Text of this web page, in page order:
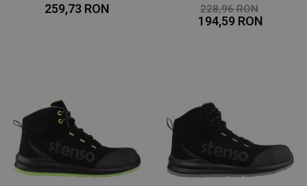
259,73 RON 228,96 RON
194,59 RON